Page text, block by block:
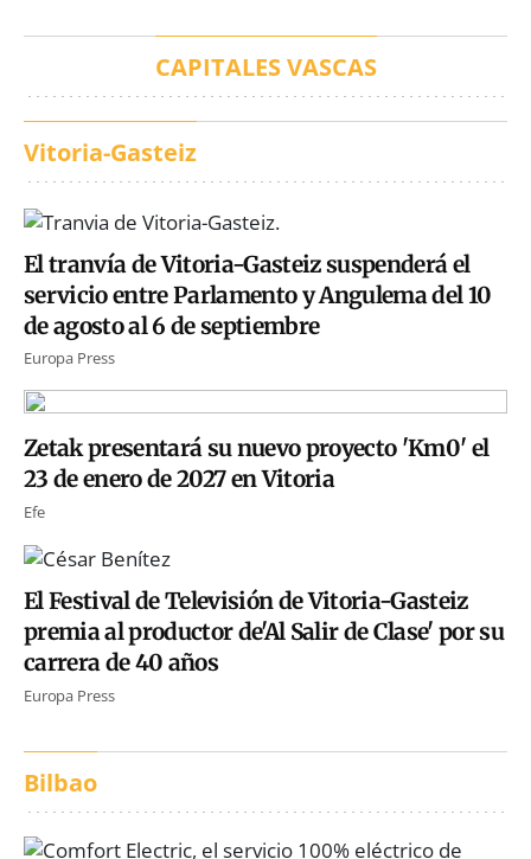
CAPITALES VASCAS
Vitoria-Gasteiz
El tranvía de Vitoria-Gasteiz suspenderá el
servicio entre Parlamento y Angulema del 10
de agosto al 6 de septiembre
Europa Press
Zetak presentará su nuevo proyecto 'Km0' el
23 de enero de 2027 en Vitoria
Efe
El Festival de Televisión de Vitoria-Gasteiz
premia al productor de'Al Salir de Clase' por su
carrera de 40 años
Europa Press
Bilbao